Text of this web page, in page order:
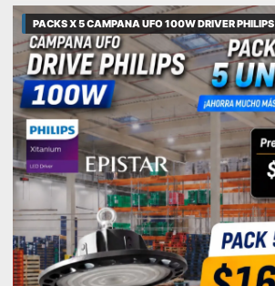
PACKS X 5 CAMPANA UFO 100W DRIVER PHILIPS